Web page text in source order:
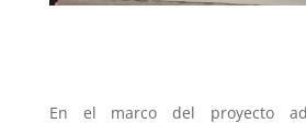
En el marco del proyecto